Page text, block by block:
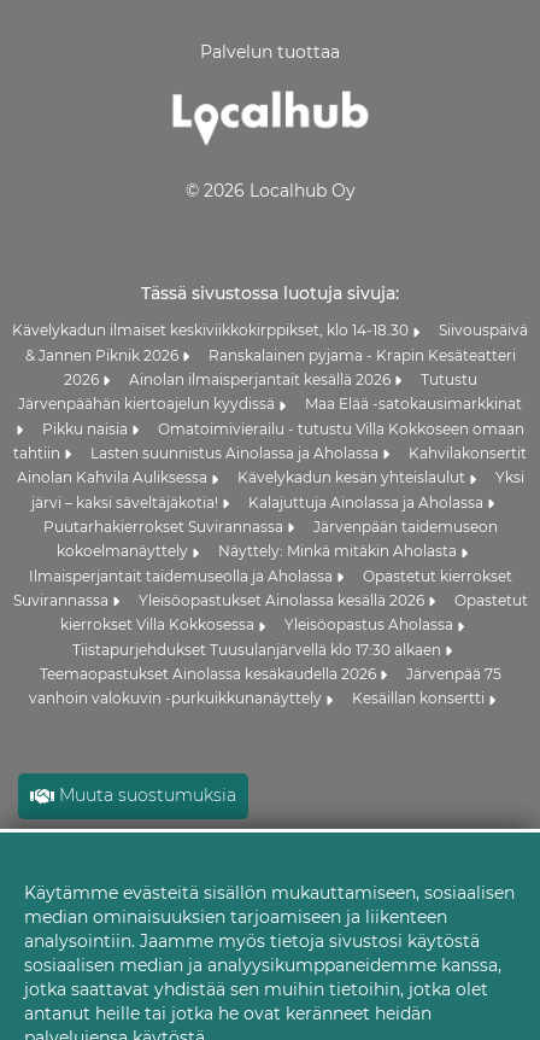
Palvelun tuottaa
© 2026 Localhub Oy
Tässä sivustossa luotuja sivuja:
Kävelykadun ilmaiset keskiviikkokirppikset, klo 14-18.30
Siivouspäivä
& Jannen Piknik 2026
Ranskalainen pyjama - Krapin Kesäteatteri
2026
Ainolan ilmaisperjantait kesällä 2026
Tutustu
Järvenpäähän kiertoajelun kyydissä
Maa Elää -satokausimarkkinat
Pikku naisia
Omatoimivierailu - tutustu Villa Kokkoseen omaan
tahtiin
Lasten suunnistus Ainolassa ja Aholassa
Kahvilakonsertit
Ainolan Kahvila Auliksessa
Kävelykadun kesän yhteislaulut
Yksi
järvi – kaksi säveltäjäkotia!
Kalajuttuja Ainolassa ja Aholassa
Puutarhakierrokset Suvirannassa
Järvenpään taidemuseon
kokoelmanäyttely
Näyttely: Minkä mitäkin Aholasta
Ilmaisperjantait taidemuseolla ja Aholassa
Opastetut kierrokset
Suvirannassa
Yleisöopastukset Ainolassa kesällä 2026
Opastetut
kierrokset Villa Kokkosessa
Yleisöopastus Aholassa
Tiistapurjehdukset Tuusulanjärvellä klo 17:30 alkaen
Teemaopastukset Ainolassa kesäkaudella 2026
Järvenpää 75
vanhoin valokuvin -purkuikkunanäyttely
Kesäillan konsertti
Muuta suostumuksia
Evästeet
Käytämme evästeitä sisällön mukauttamiseen, sosiaalisen
median ominaisuuksien tarjoamiseen ja liikenteen
analysointiin. Jaamme myös tietoja sivustosi käytöstä
sosiaalisen median ja analyysikumppaneidemme kanssa,
jotka saattavat yhdistää sen muihin tietoihin, jotka olet
antanut heille tai jotka he ovat keränneet heidän